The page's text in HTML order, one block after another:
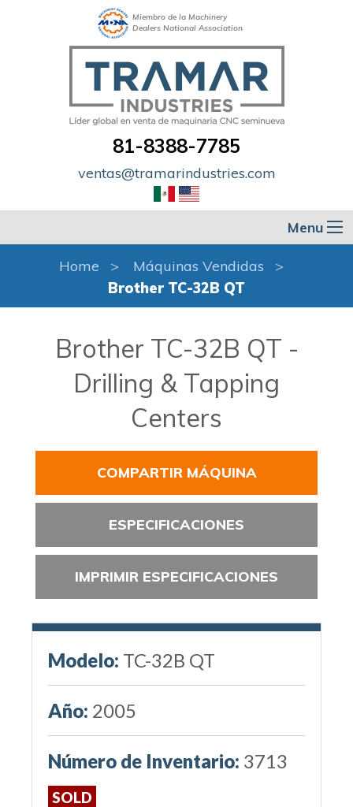
Miembro de la Machinery
Dealers National Association
81-8388-7785
ventas@tramarindustries.com
Menu
Home
Máquinas Vendidas
Brother TC-32B QT
Brother TC-32B QT -
Drilling & Tapping
Centers
COMPARTIR MÁQUINA
ESPECIFICACIONES
IMPRIMIR ESPECIFICACIONES
Modelo: TC-32B QT
Año: 2005
Número de Inventario: 3713
SOLD